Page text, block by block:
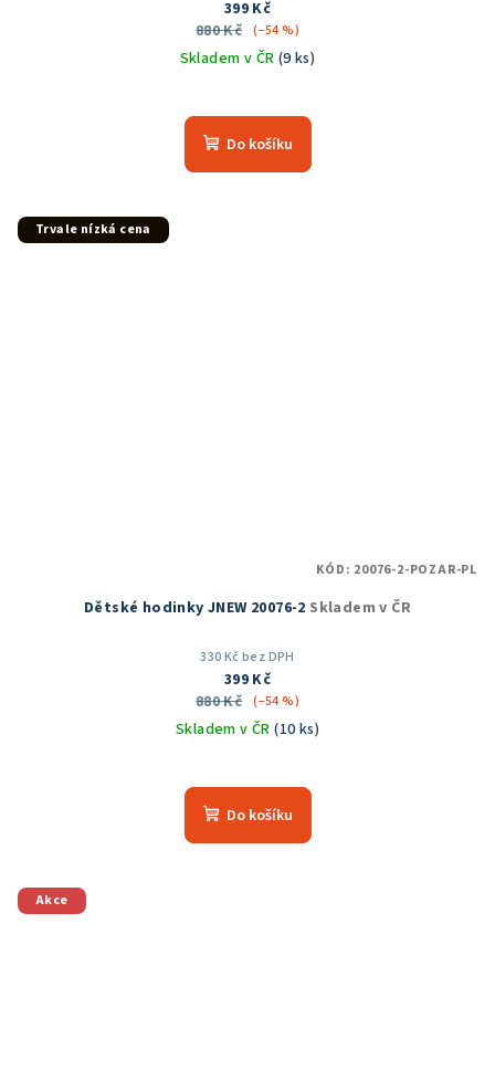
399 Kč
880 Kč (–54 %)
Skladem v ČR (9 ks)
Do košíku
Trvale nízká cena
Dětské hodinky JNEW 20076-2 Skladem v ČR
330 Kč bez DPH
399 Kč
880 Kč (–54 %)
Skladem v ČR(10 ks)
Do košíku
KÓD: 20076-2-POZAR-PL
Akce